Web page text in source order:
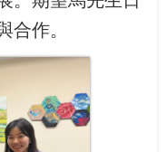
作。